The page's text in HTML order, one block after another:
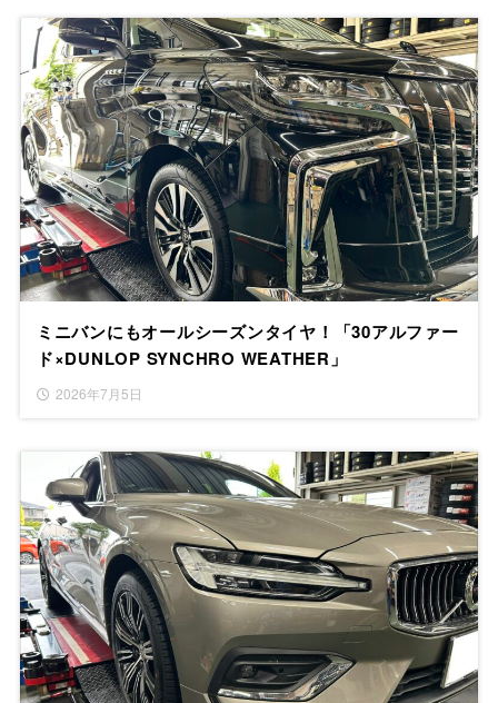
ミニバンにもオールシーズンタイヤ！「30アルファー
ド×DUNLOP SYNCHRO WEATHER」
2026年7月5日